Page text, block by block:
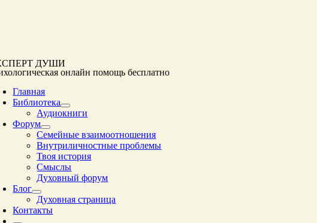
ДУШИ
онлайн помощь бесплатно
Главная
Библиотека
Аудиокниги
Форум
Семейные взаимоотношения
Внутриличностные проблемы
Твоя история
Смыслы
Духовный форум
Блог
Духовная страница
Контакты